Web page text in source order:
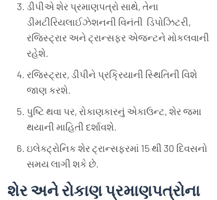
ડીપીએ શેર પ્રમાણપત્રો સાથે, તેના
ડીમટીરિયલાઈઝેશનની વિનંતી ડિપોઝિટરી,
રજિસ્ટ્રાર અને ટ્રાન્સફર એજન્ટને મોકલવાની
રહેશે.
રજિસ્ટ્રાર, ડીપીને પ્રક્રિયાની સ્થિતિની વિશે
જાણ કરશે.
પુષ્ટિ થવા પર, રોકાણકારનું એકાઉન્ટ, શેર જમા
થયાની માહિતી દર્શાવશે.
ઇલેક્ટ્રોનિક શેર ટ્રાન્સફરમાં 15 થી 30 દિવસનો
સમય લાગી શકે છે.
શેર અને રોકાણ પ્રમાણપત્રોના